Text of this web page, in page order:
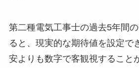
第二種電気工事士の過去5年間
ると、現実的な期待値を設定で
安よりも数字で客観視すること